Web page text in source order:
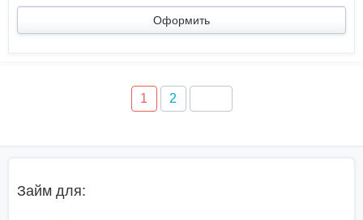
Оформить
1 2
Займ для: